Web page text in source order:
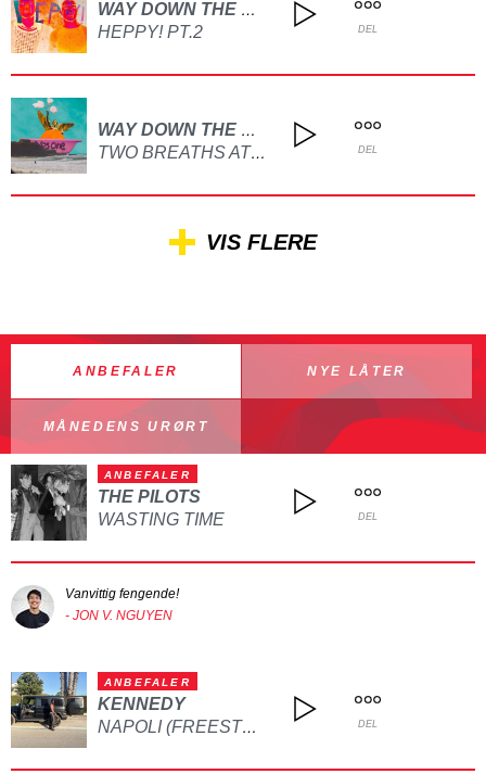
WAY DOWN THE RAINBOW
HEPPY! PT.2 DEL
WAY DOWN THE RAINBOW
TWO BREATHS AT A TIME
DEL
VIS FLERE
ANBEFALER NYE LÅTER
MÅNEDENS URØRT
ANBEFALER
THE PILOTS
WASTING TIME
DEL
Vanvittig fengende!
- JON V. NGUYEN
ANBEFALER
KENNEDY
NAPOLI (FREESTYLE) DEL